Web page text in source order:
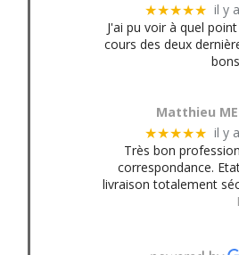
★★★★★ il y
J'ai pu voir à quel
cours des deux
Matthieu
★★★★★ il y
Très bon
correspondance.
livraison totalement